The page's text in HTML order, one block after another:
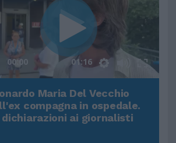
00:00 01:16
Maria Del Vecchio
compagna in ospedale.
dichiarazioni ai giornalisti